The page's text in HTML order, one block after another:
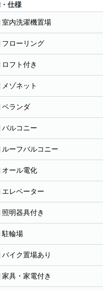
仕様
室内洗濯機置場
フローリング
ロフト付き
メゾネット
ベランダ
バルコニー
ルーフバルコニー
オール電化
エレベーター
照明器具付き
駐輪場
バイク置場あり
家具・家電付き